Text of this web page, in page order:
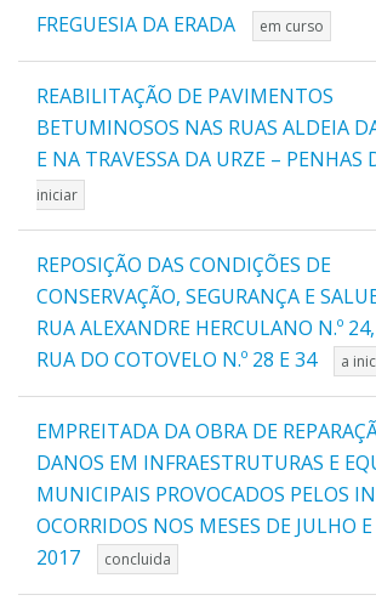
FREGUESIA DA ERADA
em curso
REABILITAÇÃO DE PAVIMENTOS
BETUMINOSOS NAS RUAS ALDEIA
E NA TRAVESSA DA URZE – PENHAS
iniciar
REPOSIÇÃO DAS CONDIÇÕES DE
CONSERVAÇÃO, SEGURANÇA E
RUA ALEXANDRE HERCULANO N.º
RUA DO COTOVELO N.º 28 E 34
a
EMPREITADA DA OBRA DE
DANOS EM INFRAESTRUTURAS E
MUNICIPAIS PROVOCADOS PELOS
OCORRIDOS NOS MESES DE JULHO
2017
concluida